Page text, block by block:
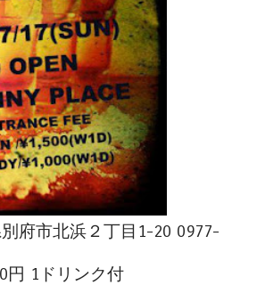
別府市北浜２丁目1-20 0977-
円 1ドリンク付